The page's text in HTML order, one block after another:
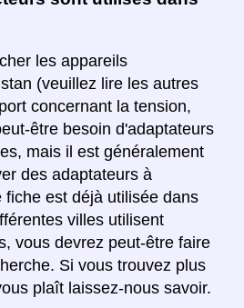
les appareils
(veuillez lire les autres
concernant la tension,
être besoin d'adaptateurs
mais il est généralement
des adaptateurs à
fiche est déjà utilisée dans
villes utilisent
vous devrez peut-être faire
Si vous trouvez plus
plaît laissez-nous savoir.